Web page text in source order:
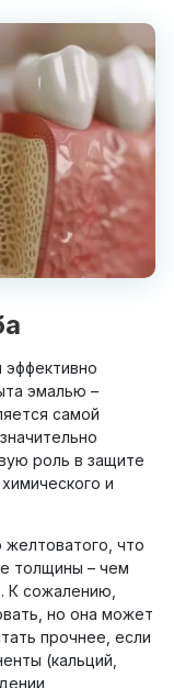
эффективно
эмалью –
самой
роль в защите
и
что
толщины – чем
К сожалению,
но она может
прочнее, если
(кальций,